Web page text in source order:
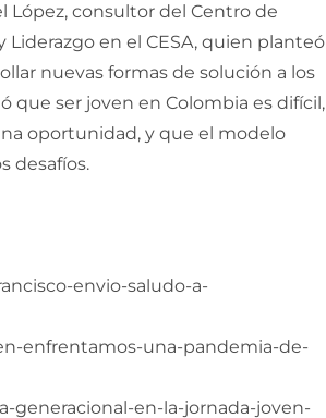
López, consultor del Centro de
en el CESA, quien planteó
nuevas formas de solución a los
que ser joven en Colombia es difícil,
oportunidad, y que el modelo
desafíos.
envio-saludo-a-
enfrentamos-una-pandemia-de-
generacional-en-la-jornada-joven-